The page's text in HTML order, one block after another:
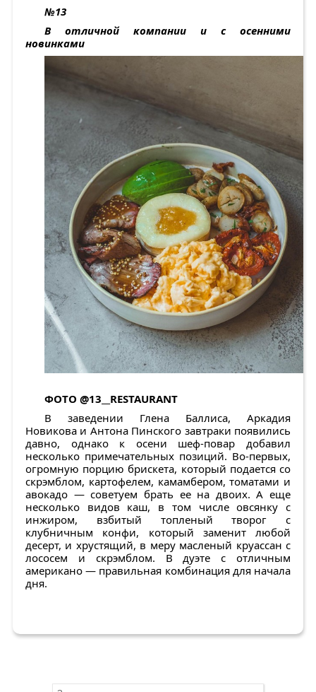
№13
В отличной компании и с осенними
новинками
ФОТО @13__RESTAURANT
В заведении Глена Баллиса, Аркадия
Новикова и Антона Пинского завтраки появились
давно, однако к осени шеф-повар добавил
несколько примечательных позиций. Во-первых,
огромную порцию брискета, который подается со
скрэмблом, картофелем, камамбером, томатами и
авокадо — советуем брать ее на двоих. А еще
несколько видов каш, в том числе овсянку с
инжиром, взбитый топленый творог с
клубничным конфи, который заменит любой
десерт, и хрустящий, в меру масленый круассан с
лососем и скрэмблом. В дуэте с отличным
американо — правильная комбинация для начала
дня.